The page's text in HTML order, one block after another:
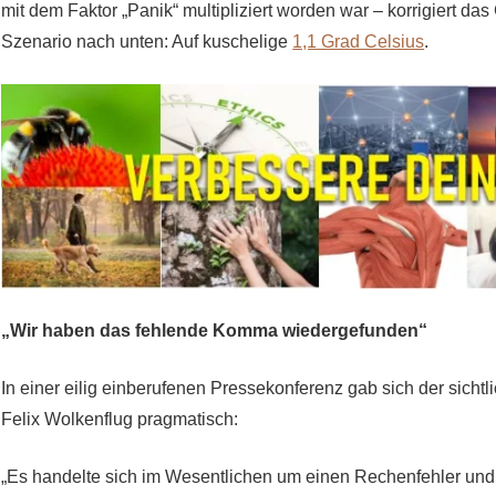
mit dem Faktor „Panik“ multipliziert worden war – korrigiert
Szenario nach unten: Auf kuschelige 1,1 Grad Celsius.
„Wir haben das fehlende Komma wiedergefunden“
In einer eilig einberufenen Pressekonferenz gab sich der
Felix Wolkenflug pragmatisch:
„Es handelte sich im Wesentlichen um einen Rechenfehler